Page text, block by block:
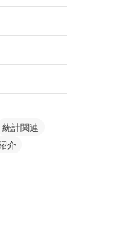
統計関連
介